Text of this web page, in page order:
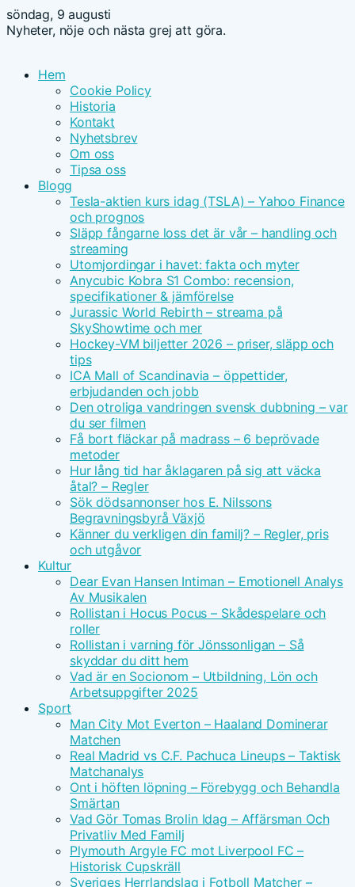
söndag, 9 augusti
Nyheter, nöje och nästa grej att göra.
Hem
Cookie Policy
Historia
Kontakt
Nyhetsbrev
Om oss
Tipsa oss
Blogg
Tesla-aktien kurs idag (TSLA) – Yahoo Finance
och prognos
Släpp fångarne loss det är vår – handling och
streaming
Utomjordingar i havet: fakta och myter
Anycubic Kobra S1 Combo: recension,
specifikationer & jämförelse
Jurassic World Rebirth – streama på
SkyShowtime och mer
Hockey-VM biljetter 2026 – priser, släpp och
tips
ICA Mall of Scandinavia – öppettider,
erbjudanden och jobb
Den otroliga vandringen svensk dubbning – var
du ser filmen
Få bort fläckar på madrass – 6 beprövade
metoder
Hur lång tid har åklagaren på sig att väcka
åtal? – Regler
Sök dödsannonser hos E. Nilssons
Begravningsbyrå Växjö
Känner du verkligen din familj? – Regler, pris
och utgåvor
Kultur
Dear Evan Hansen Intiman – Emotionell Analys
Av Musikalen
Rollistan i Hocus Pocus – Skådespelare och
roller
Rollistan i varning för Jönssonligan – Så
skyddar du ditt hem
Vad är en Socionom – Utbildning, Lön och
Arbetsuppgifter 2025
Sport
Man City Mot Everton – Haaland Dominerar
Matchen
Real Madrid vs C.F. Pachuca Lineups – Taktisk
Matchanalys
Ont i höften löpning – Förebygg och Behandla
Smärtan
Vad Gör Tomas Brolin Idag – Affärsman Och
Privatliv Med Familj
Plymouth Argyle FC mot Liverpool FC –
Historisk Cupskräll
Sveriges Herrlandslag i Fotboll Matcher –